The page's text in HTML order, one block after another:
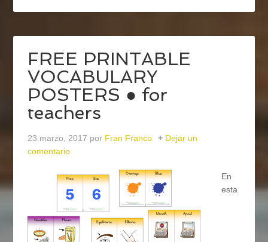
FREE PRINTABLE
VOCABULARY
POSTERS ● for
teachers
23 marzo, 2017 por Fran Franco
Dejar un
comentario
En
esta